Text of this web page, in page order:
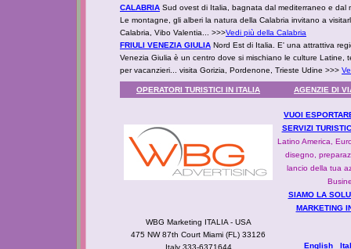
CALABRIA Sud ovest di Italia, bagnata dal mediterraneo e
Le montagne, gli alberi la natura della Calabria invitano a
Calabria, Vibo Valentia... >>>Vedi più della Calabria
FRIULI VENEZIA GIULIA Nord Est di Italia. E' una attrattiva
Venezia Giulia è un centro dove si mischiano le culture
per vacanzieri... visita Gorizia, Pordenone, Trieste Udine >>>
OPERATORI TURISTICI IN ITALIA AGENZIE DI
VUOI
SERVIZI
Latino America,
disegno,
lancio della tua
SIAMO LA
MARKETING
English
WBG Marketing ITALIA - USA
475 NW 87th Court Miami (FL) 33126
Italy 333-6371644